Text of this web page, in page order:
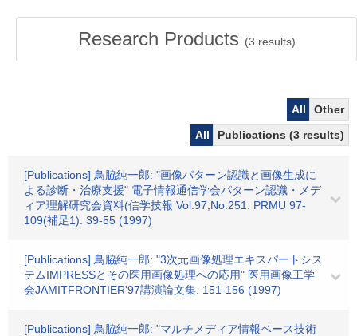
Research Products (3 results)
All
Other
All
Publications (3 results)
[Publications] 鳥脇純一郎: "画像パターン認識と画像生成に
よる診断・治療支援" 電子情報通信学会パターン認識・メデ
ィア理解研究会資料(信学技報 Vol.97,No.251. PRMU 97-
109(補足1). 39-55 (1997)
[Publications] 鳥脇純一郎: "3次元画像処理エキスパートシス
テムIMPRESSとその医用画像処理への応用" 医用画像工学
会JAMITFRONTIER'97講演論文集. 151-156 (1997)
[Publications] 鳥脇純一郎: "マルチメディア情報ベース技術